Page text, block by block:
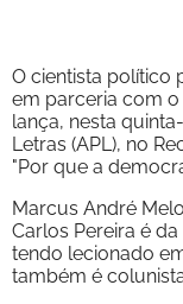
O cientista político
em parceria com
lança, nesta
Letras (APL), no
"Por que a
Marcus André
Carlos Pereira é da
tendo lecionado
também é